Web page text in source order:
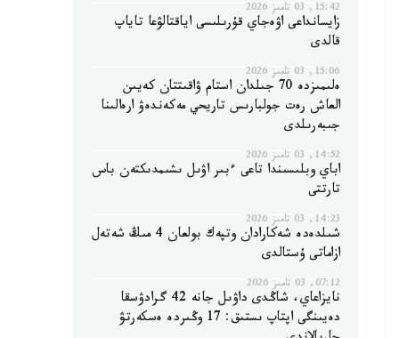
15:42, 03 تامىز 2026
زايسانداعى اۋەجاي قۇرىلىسى اياقتالۋعا تاياپ
قالدى
15:06, 03 تامىز 2026
ەلىمىزدە 70 جىلدان استام ۋاقىتتان كەيىن
العاش رەت جولبارىس تاريحي مەكەندەۋ ارەالىنا
جىبەرىلدى
14:52, 03 تامىز 2026
اباي وبلىسىندا تاعى ءبىر اۋىل ىشىمدىكتەن باس
تارتتى
14:23, 03 تامىز 2026
شىلدەدە شەكارادان وتپەك بولعان 4 مىڭ شەتەل
ازاماتى ۇستالدى
07:12, 03 تامىز 2026
نايزاعاي، شاڭدى داۋىل جانە 42 گرادۋسقا
دەيىنگى اپتاپ ىستىق: 17 وڭىردە ەسكەرتۋ